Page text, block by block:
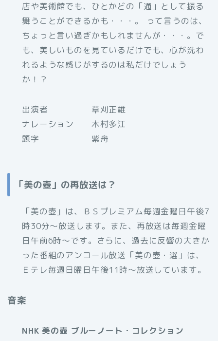
店や美術館でも、ひとかどの「通」として振る
舞うことができるかも・・・。 って言うのは、
ちょっと言い過ぎかもしれませんが・・・。で
も、美しいものを見ているだけでも、心が洗わ
れるような感じがするのは私だけでしょう
か！？
出演者 草刈正雄
ナレーション 木村多江
題字 紫舟
「美の壺」の再放送は？
「美の壺」は、ＢＳプレミアム毎週金曜日午後7
時30分～放送します。また、再放送は毎週金曜
日午前6時～です。さらに、過去に反響の大きか
った番組のアンコール放送「美の壺・選」は、
Ｅテレ毎週日曜日午後11時～放送しています。
音楽
NHK 美の壺 ブルーノート・コレクション